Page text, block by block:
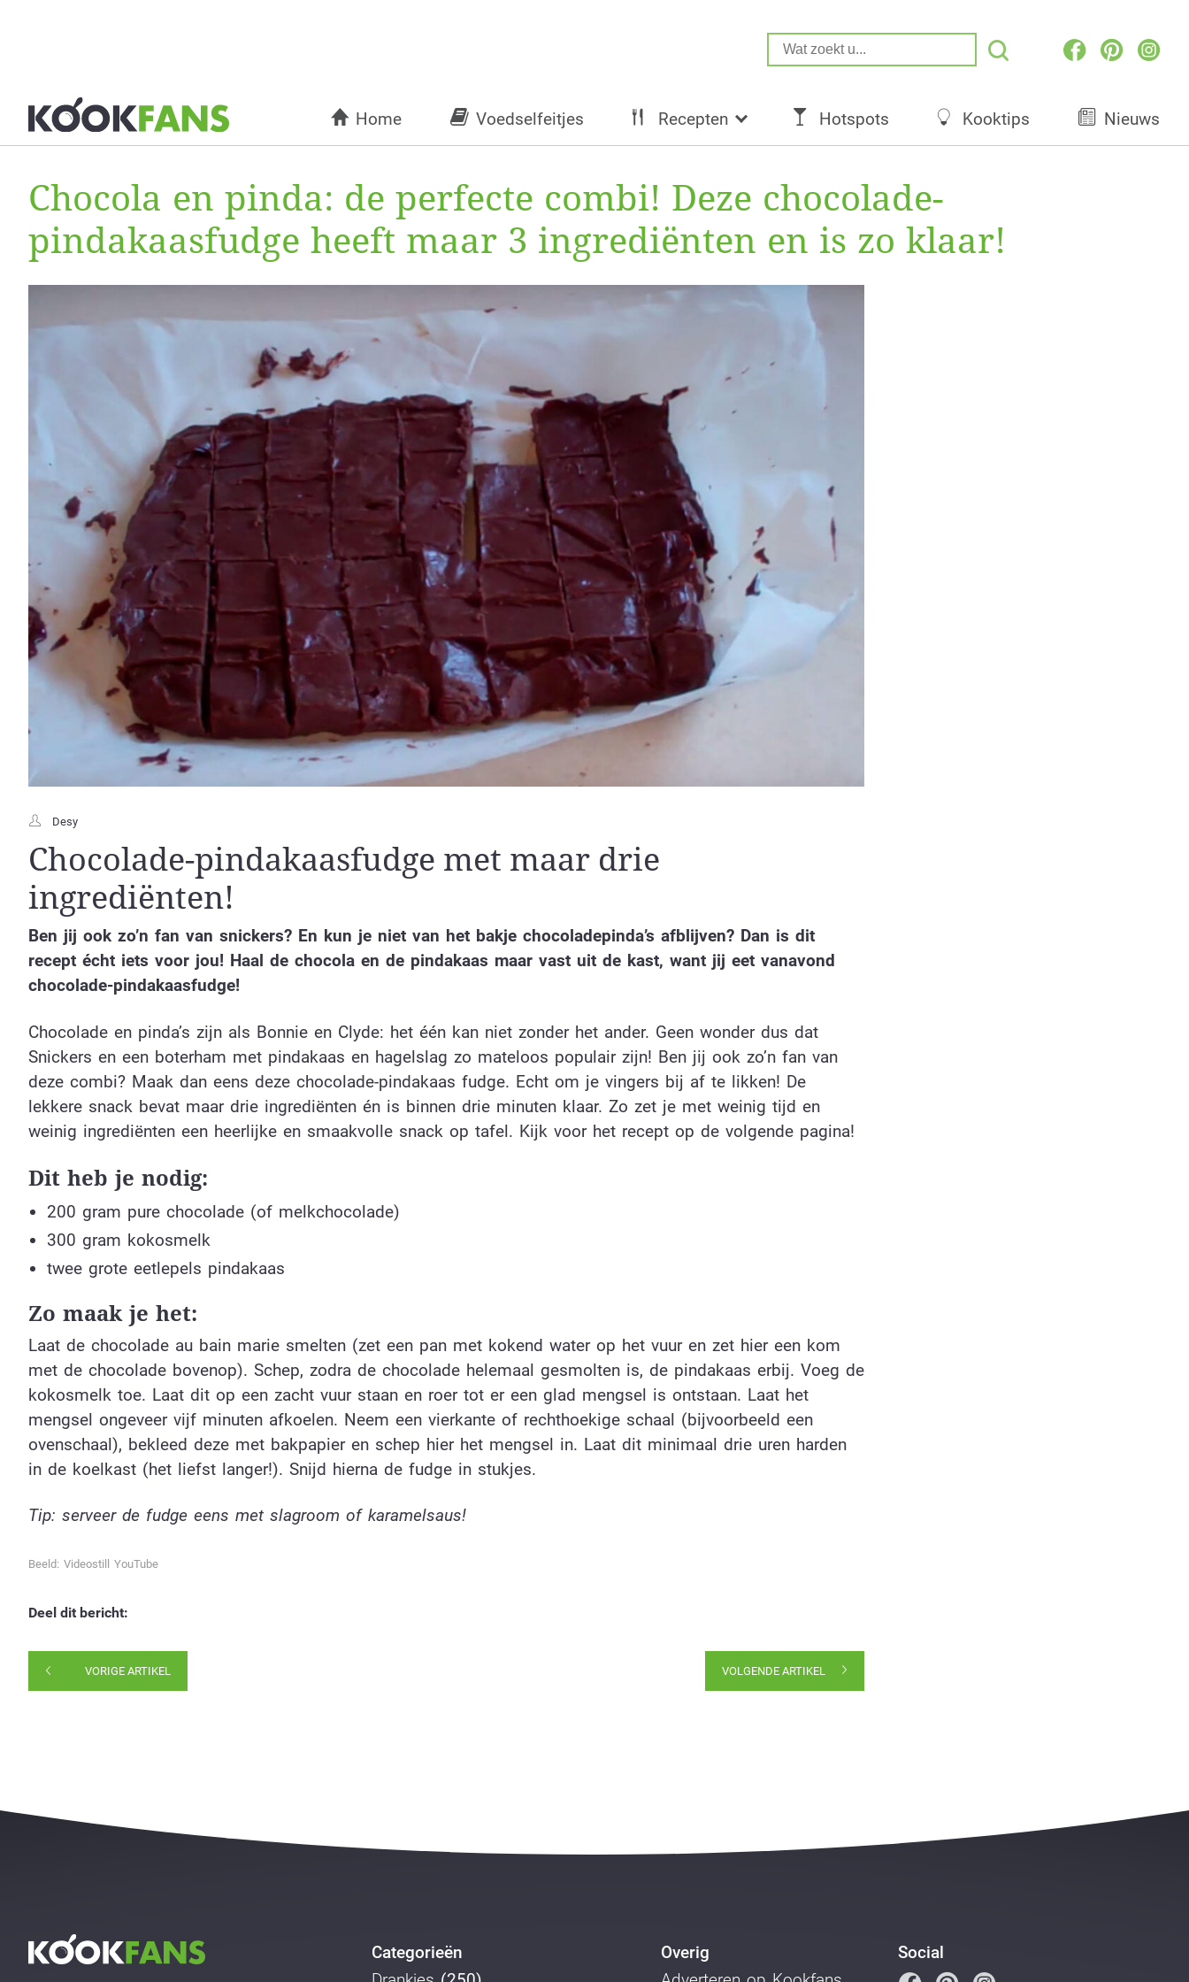
Home Voedselfeitjes Recepten Hotspots Kooktips Nieuws
Chocola en pinda: de perfecte combi! Deze chocolade-
pindakaasfudge heeft maar 3 ingrediënten en is zo klaar!
Desy
Chocolade-pindakaasfudge met maar drie
ingrediënten!
Ben jij ook zo’n fan van snickers? En kun je niet van het bakje chocoladepinda’s afblijven? Dan is dit
recept écht iets voor jou! Haal de chocola en de pindakaas maar vast uit de kast, want jij eet vanavond
chocolade-pindakaasfudge!
Chocolade en pinda’s zijn als Bonnie en Clyde: het één kan niet zonder het ander. Geen wonder dus dat
Snickers en een boterham met pindakaas en hagelslag zo mateloos populair zijn! Ben jij ook zo’n fan van
deze combi? Maak dan eens deze chocolade-pindakaas fudge. Echt om je vingers bij af te likken! De
lekkere snack bevat maar drie ingrediënten én is binnen drie minuten klaar. Zo zet je met weinig tijd en
weinig ingrediënten een heerlijke en smaakvolle snack op tafel. Kijk voor het recept op de volgende pagina!
Dit heb je nodig:
200 gram pure chocolade (of melkchocolade)
300 gram kokosmelk
twee grote eetlepels pindakaas
Zo maak je het:
Laat de chocolade au bain marie smelten (zet een pan met kokend water op het vuur en zet hier een kom
met de chocolade bovenop). Schep, zodra de chocolade helemaal gesmolten is, de pindakaas erbij. Voeg de
kokosmelk toe. Laat dit op een zacht vuur staan en roer tot er een glad mengsel is ontstaan. Laat het
mengsel ongeveer vijf minuten afkoelen. Neem een vierkante of rechthoekige schaal (bijvoorbeeld een
ovenschaal), bekleed deze met bakpapier en schep hier het mengsel in. Laat dit minimaal drie uren harden
in de koelkast (het liefst langer!). Snijd hierna de fudge in stukjes.
Tip: serveer de fudge eens met slagroom of karamelsaus!
Beeld: Videostill YouTube
Deel dit bericht:
VORIGE ARTIKEL VOLGENDE ARTIKEL
Categorieën
Overig
Social